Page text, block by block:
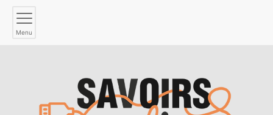
Menu